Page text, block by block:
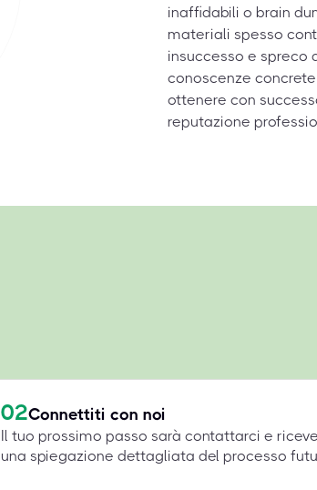
inaffidabili o brain
materiali spesso
insuccesso e spreco
conoscenze
ottenere con
reputazione
02Connettiti con noi
Il tuo prossimo passo sarà contattarci e
una spiegazione dettagliata del processo